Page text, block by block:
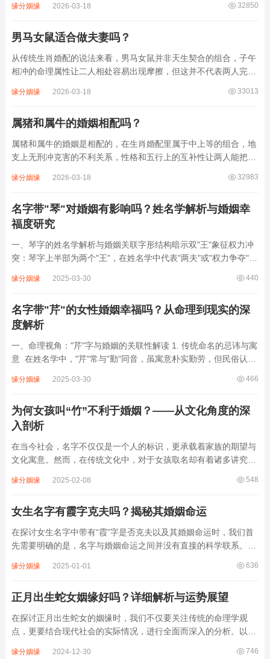
的契合。其次是姓马的，马的性子爽朗洒脱，行事利落，虎女性格
32850
缘分姻缘 2026-03-18
男马女鼠适合做夫妻吗？
从传统生肖婚配的说法来看，男马女鼠并非天生契合的组合，子午
相冲的命理属性让二人相处容易出现摩擦，但这并不代表两人完全
性性子开朗外向，像脱缰的骏马一样喜欢自由，做事行动力强却也
33013
缘分姻缘 2026-03-18
属猪和属牛的婚姻相配吗？
属猪和属牛的婚姻是相配的，在生肖婚配里属于中上等的组合，地
支上无刑冲克害的不利关系，性格和五行上的互补性让两人能把日
的五行属水，代表着智慧和福泽。五行里土克水，但这是种良性的
32983
缘分姻缘 2026-03-18
名字带"琴"对婚姻有影响吗？姓名学解析与婚姻幸
福度研究
一、琴字的姓名学解析与婚姻关联字形结构暗示双"王"象征权力冲
突：琴字上半部为两个"王"，在姓名学中代表"两夫"或"权力争夺"。
440
缘分姻缘 2025-03-30
名字带"芹"的女性婚姻幸福吗？从命理到现实的深
度解析
一、命理视角："芹"字与婚姻的关联性解读 1. 传统命名的忌讳与寓
意 在姓名学中，"芹"常与"勤"同音，虽寓意朴实勤劳，但民俗认为
466
缘分姻缘 2025-03-30
为何女孩叫“竹”不利于婚姻？——从文化角度的深
入剖析
在当今社会，名字不仅仅是一个人的标识，更承载着家族的期望与
文化寓意。然而，在传统文化中，对于女孩取名却有着诸多讲究与
为对女孩的婚姻不利。本文将从文化角度出发，深入探讨为何女孩
548
缘分姻缘 2025-02-08
女生名字有霞字克夫吗？揭秘其婚姻命运
在探讨女生名字中带有“霞”字是否克夫以及其婚姻命运时，我们首
先需要明确的是，名字与婚姻命运之间并没有直接的科学联系。然
征意义，这些寓意有时会影响人们对个人命运的解读。本文将从姓
636
缘分姻缘 2025-01-01
正月出生蛇女姻缘好吗？详细解析与运势展望
在探讨正月出生蛇女的姻缘时，我们不仅要关注传统的命理学观
点，更要结合现代社会的实际情况，进行全面而深入的分析。以下
746
缘分姻缘 2024-12-30